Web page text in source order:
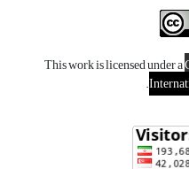
This work is licensed under a
.